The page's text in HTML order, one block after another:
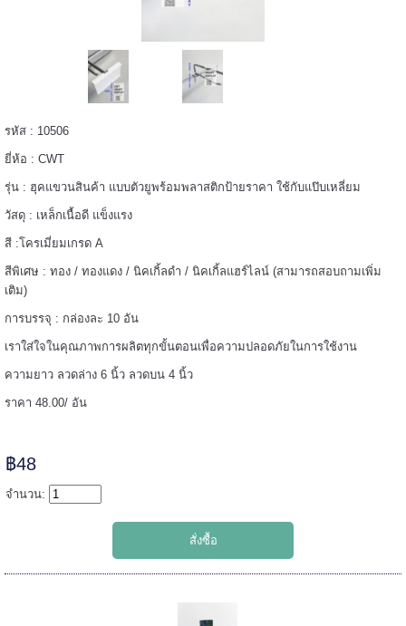
รหัส : 10506
ยี่ห้อ : CWT
รุ่น : ฮุคแขวนสินค้า แบบตัวยูพร้อมพลาสติกป้ายราคา ใช้กับแป๊บเหลี่ยม
วัสดุ : เหล็กเนื้อดี แข็งแรง
สี :โครเมี่ยมเกรด A
สีพิเศษ : ทอง / ทองแดง / นิคเกิ้ลดำ / นิคเกิ้ลแฮร์ไลน์ (สามารถสอบถามเพิ่ม
เติม)
การบรรจุ : กล่องละ 10 อัน
เราใส่ใจในคุณภาพการผลิตทุกขั้นตอนเพื่อความปลอดภัยในการใช้งาน
ความยาว ลวดล่าง 6 นิ้ว ลวดบน 4 นิ้ว
ราคา 48.00/ อัน
฿48
จำนวน: